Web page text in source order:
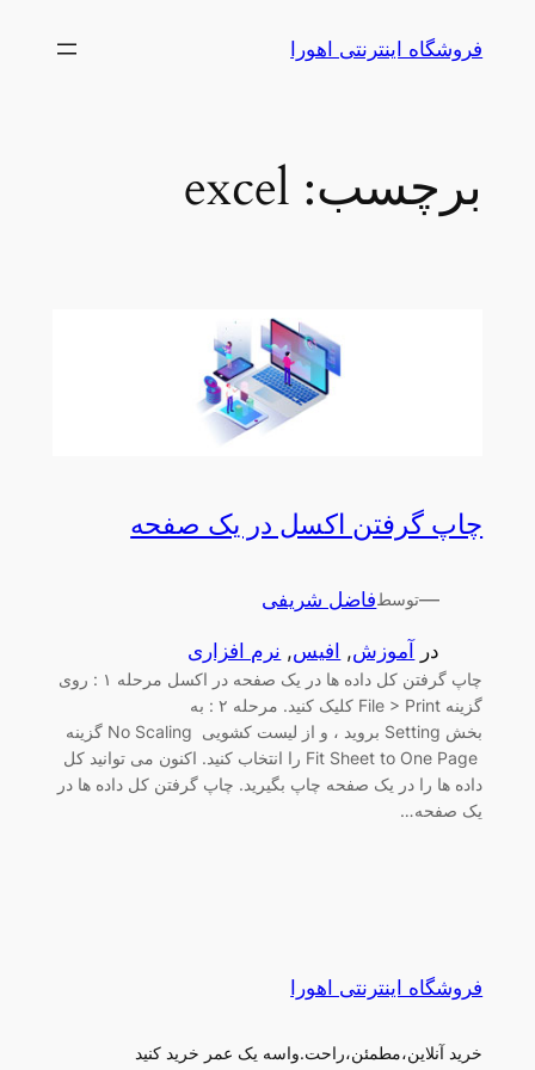
فروشگاه اینترنتی اهورا
برچسب: excel
چاپ گرفتن اکسل در یک صفحه
—توسطفاضل شریفی
در آموزش, افیس, نرم افزاری
چاپ گرفتن کل داده ها در یک صفحه در اکسل مرحله ۱ : روی
گزینه File > Print کلیک کنید. مرحله ۲ : به
بخش Setting بروید ، و از لیست کشویی No Scaling گزینه
Fit Sheet to One Page را انتخاب کنید. اکنون می توانید کل
داده ها را در یک صفحه چاپ بگیرید. چاپ گرفتن کل داده ها در
یک صفحه…
فروشگاه اینترنتی اهورا
خرید آنلاین،مطمئن،راحت.واسه یک عمر خرید کنید